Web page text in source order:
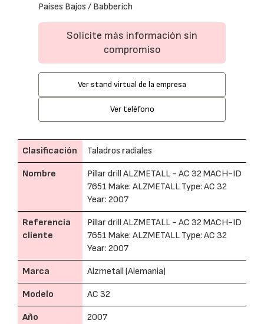
Países Bajos / Babberich
Solicite más información sin
compromiso
Ver stand virtual de la empresa
Ver teléfono
Clasificación Taladros radiales
Nombre
Pillar drill ALZMETALL - AC 32 MACH-ID
7651 Make: ALZMETALL Type: AC 32
Year: 2007
Referencia
cliente
Pillar drill ALZMETALL - AC 32 MACH-ID
7651 Make: ALZMETALL Type: AC 32
Year: 2007
Marca Alzmetall (Alemania)
Modelo AC 32
Año
2007